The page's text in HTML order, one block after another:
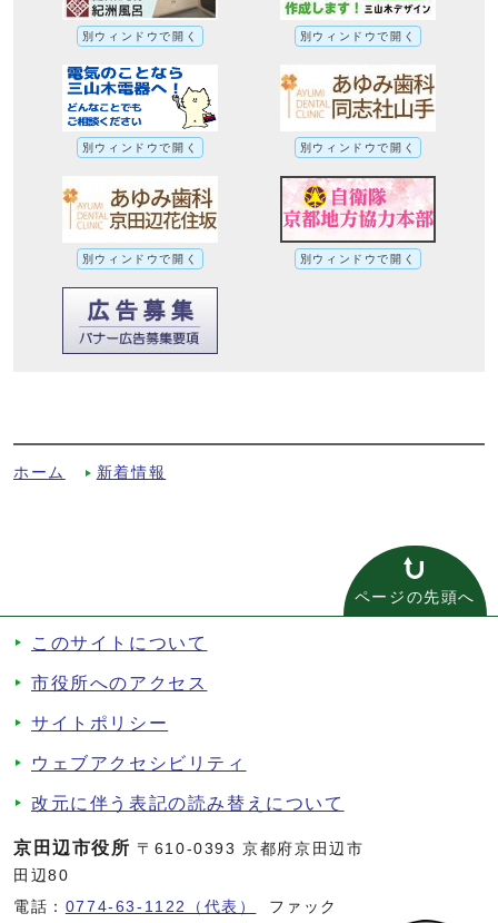
別ウィンドウで開く 別ウィンドウで開く
別ウィンドウで開く 別ウィンドウで開く
別ウィンドウで開く 別ウィンドウで開く
ホーム 新着情報
ページの先頭へ
このサイトについて
市役所へのアクセス
サイトポリシー
ウェブアクセシビリティ
改元に伴う表記の読み替えについて
京田辺市役所 〒610-0393 京都府京田辺市
田辺80
電話： 0774-63-1122（代表） ファック